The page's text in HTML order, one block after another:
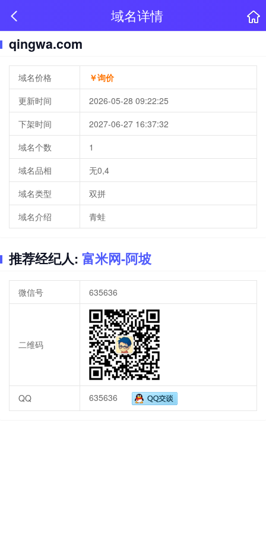
域名详情
qingwa.com
域名价格
￥询价
更新时间
2026-05-28 09:22:25
下架时间
2027-06-27 16:37:32
域名个数
1
域名品相
无0,4
域名类型
双拼
域名介绍
青蛙
推荐经纪人: 富米网-阿坡
微信号 635636
二维码
QQ 635636